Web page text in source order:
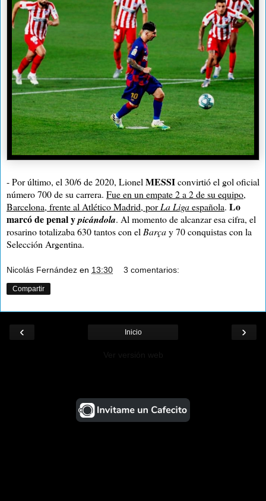
- Por último, el 30/6 de 2020, Lionel MESSIconvirtió el gol oficial
número 700 de su carrera. Fue en un empate 2 a 2 de su equipo,
Barcelona, frente al Atlético Madrid, porLa Ligaespañola. Lo
marcó de penal ypicándola. Al momento de alcanzar esa cifra, el
rosarino totalizaba 630 tantos con el Barçay 70 conquistas con la
Selección Argentina.
Nicolás Fernández en 13:30 3 comentarios:
Compartir
‹ ›
Inicio